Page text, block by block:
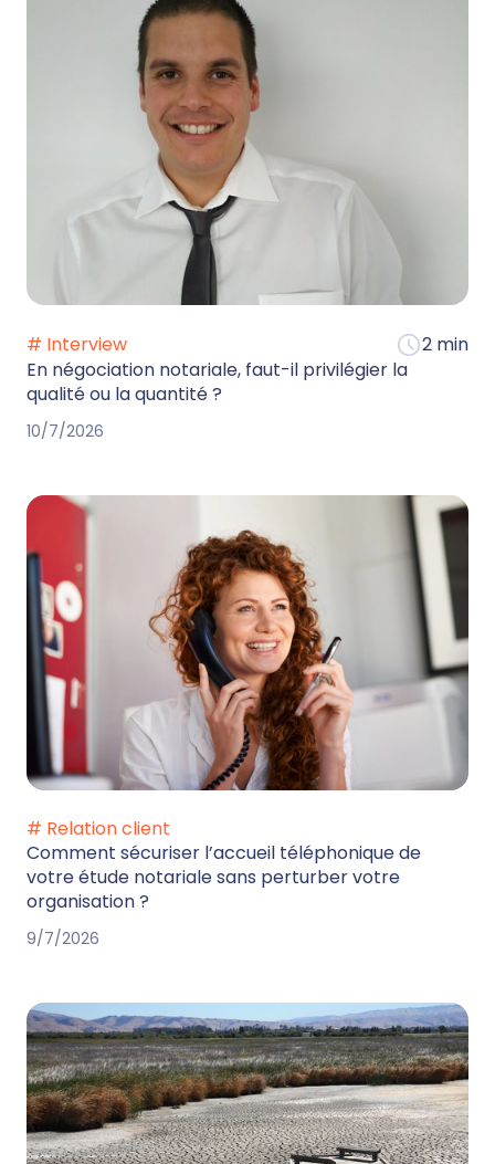
# Interview
2 min
En négociation notariale, faut-il privilégier la
qualité ou la quantité ?
10/7/2026
# Relation client
Comment sécuriser l’accueil téléphonique de
votre étude notariale sans perturber votre
organisation ?
9/7/2026